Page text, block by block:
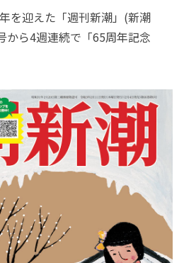
を迎えた「週刊新潮」(新潮
から4週連続で「65周年記念